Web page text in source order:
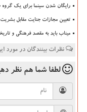
رایگان شدن سینما برای یک
تعیین مجازات جنایت مقابل بشریت
میناب باید به مقصد فرهنگی و
نظرات بینندگان در مورد
لطفا شما هم نظر